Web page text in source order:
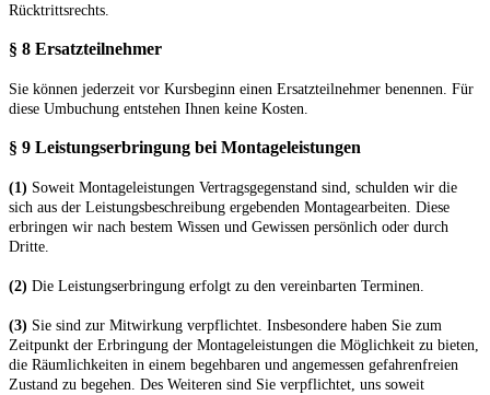
Rücktrittsrechts.
§ 8 Ersatzteilnehmer
Sie können jederzeit vor Kursbeginn einen Ersatzteilnehmer benennen. Für
diese Umbuchung entstehen Ihnen keine Kosten.
§ 9 Leistungserbringung bei Montageleistungen
(1) Soweit Montageleistungen Vertragsgegenstand sind, schulden wir die
sich aus der Leistungsbeschreibung ergebenden Montagearbeiten. Diese
erbringen wir nach bestem Wissen und Gewissen persönlich oder durch
Dritte.
(2) Die Leistungserbringung erfolgt zu den vereinbarten Terminen.
(3) Sie sind zur Mitwirkung verpflichtet. Insbesondere haben Sie zum
Zeitpunkt der Erbringung der Montageleistungen die Möglichkeit zu bieten,
die Räumlichkeiten in einem begehbaren und angemessen gefahrenfreien
Zustand zu begehen. Des Weiteren sind Sie verpflichtet, uns soweit